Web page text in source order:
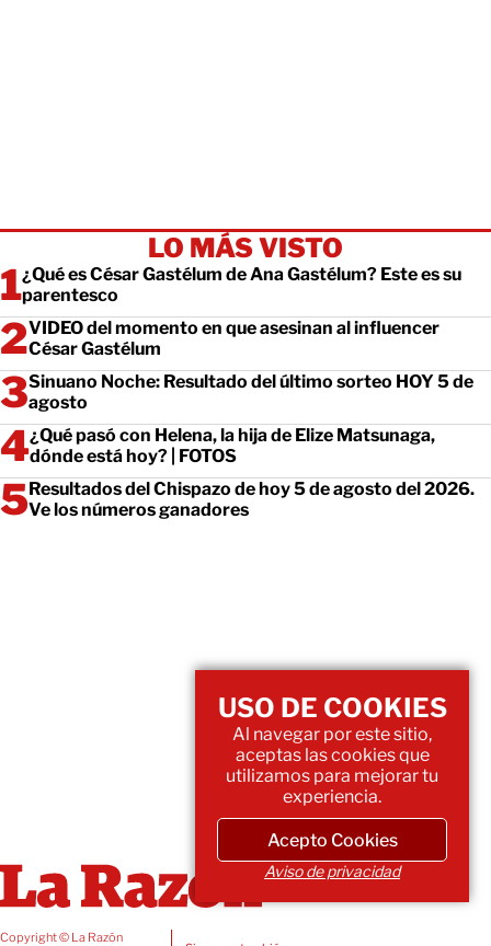
LO MÁS VISTO
¿Qué es César Gastélum de Ana Gastélum? Este es su
parentesco
VIDEO del momento en que asesinan al influencer
César Gastélum
Sinuano Noche: Resultado del último sorteo HOY 5 de
agosto
¿Qué pasó con Helena, la hija de Elize Matsunaga,
dónde está hoy? | FOTOS
Resultados del Chispazo de hoy 5 de agosto del 2026.
Ve los números ganadores
Copyright © La Razón
USO DE COOKIES
Al navegar por este sitio,
aceptas las cookies que
utilizamos para mejorar tu
experiencia.
Acepto Cookies
Aviso de privacidad